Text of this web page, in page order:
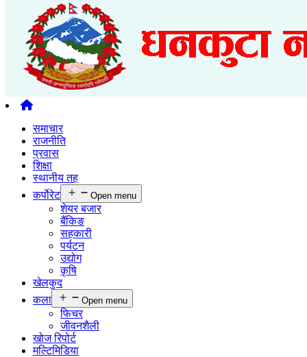
समाचार
राजनीति
प्रवास
शिक्षा
स्थानीय तह
कर्पाेरेट
Open menu
शेयर बजार
बैंकिङ
सहकारी
पर्यटन
उद्योग
कृषि
खेलकुद
कला
Open menu
फिचर
जीवनशैली
खोज रिपोर्ट
मल्टिमिडिया